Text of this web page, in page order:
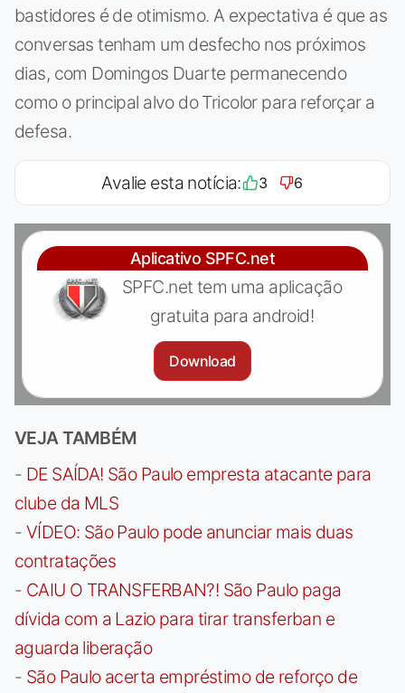
bastidores é de otimismo. A expectativa é que as
conversas tenham um desfecho nos próximos
dias, com Domingos Duarte permanecendo
como o principal alvo do Tricolor para reforçar a
defesa.
Avalie esta notícia: 3 6
Aplicativo SPFC.net
SPFC.net tem uma aplicação
gratuita para android!
Download
VEJA TAMBÉM
- DE SAÍDA! São Paulo empresta atacante para
clube da MLS
- VÍDEO: São Paulo pode anunciar mais duas
contratações
- CAIU O TRANSFERBAN?! São Paulo paga
dívida com a Lazio para tirar transferban e
aguarda liberação
- São Paulo acerta empréstimo de reforço de